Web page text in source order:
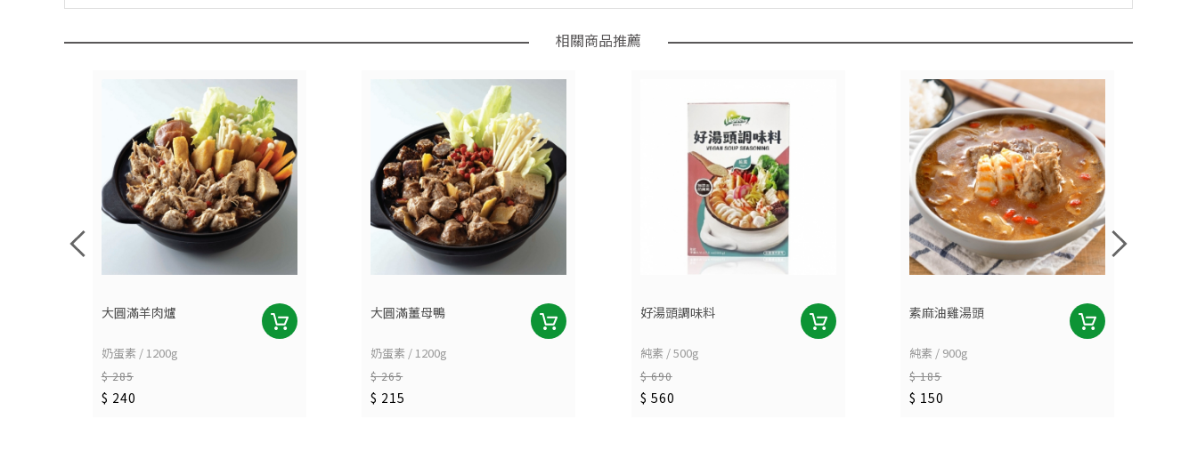
相關商品推薦
大圓滿羊肉爐
奶蛋素 / 1200g
$ 285
$ 240
大圓滿薑母鴨
奶蛋素 / 1200g
$ 265
$ 215
好湯頭調味料
純素 / 500g
$ 690
$ 560
素麻油雞湯頭
純素 / 900g
$ 185
$ 150